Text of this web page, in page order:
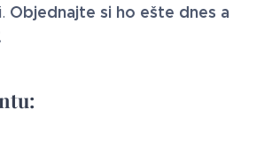
Objednajte si ho ešte dnes a